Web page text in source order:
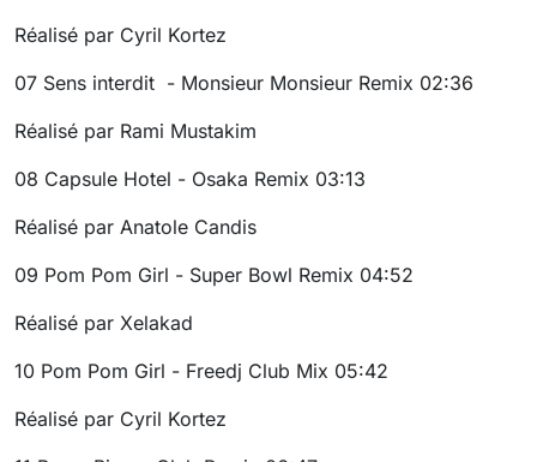
Réalisé par Cyril Kortez
07 Sens interdit - Monsieur Monsieur Remix 02:36
Réalisé par Rami Mustakim
08 Capsule Hotel - Osaka Remix 03:13
Réalisé par Anatole Candis
09 Pom Pom Girl - Super Bowl Remix 04:52
Réalisé par Xelakad
10 Pom Pom Girl - Freedj Club Mix 05:42
Réalisé par Cyril Kortez